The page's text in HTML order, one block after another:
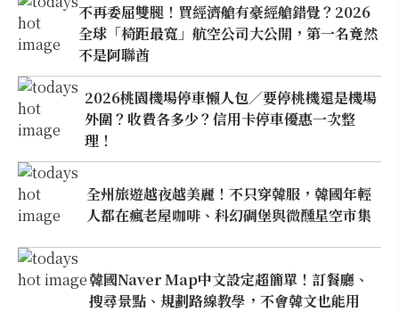
不再委屈雙腿！買經濟艙有豪經艙錯覺？2026
全球「椅距最寬」航空公司大公開，第一名竟然
不是阿聯酋
2026桃園機場停車懶人包／要停桃機還是機場
外圍？收費各多少？信用卡停車優惠一次整
理！
全州旅遊越夜越美麗！不只穿韓服，韓國年輕
人都在瘋老屋咖啡、科幻碉堡與微醺星空市集
韓國Naver Map中文設定超簡單！訂餐廳、
搜尋景點、規劃路線教學，不會韓文也能用